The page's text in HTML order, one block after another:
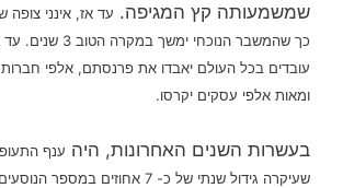
שמשמעותה קץ המגיפה. עד אז, אינני
כך שהמשבר הנוכחי ימשך במקרה הטוב 3 שנים.
עד
עובדים בכל העולם יאבדו את פרנסתם, אלפי חברות
ומאות אלפי עסקים יקרסו.
בעשרות השנים האחרונות, היה ענף
שעיקרה גידול שנתי של כ- 7 אחוזים